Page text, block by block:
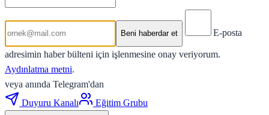
Beni haberdar et E-posta
adresimin haber bülteni için işlenmesine onay veriyorum.
Aydınlatma metni.
veya anında Telegram'dan
Duyuru Kanalı
Eğitim Grubu